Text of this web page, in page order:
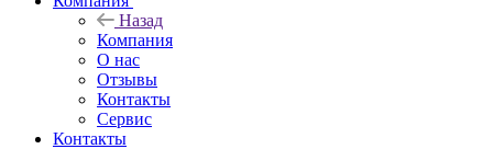
Назад
Компания
О нас
Отзывы
Контакты
Сервис
Контакты